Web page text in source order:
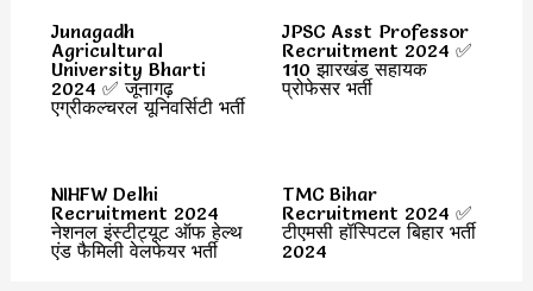
Junagadh
Agricultural
University Bharti
2024 ✅ जूनागढ़
एग्रीकल्चरल यूनिवर्सिटी भर्ती
JPSC Asst Professor
Recruitment 2024 ✅
110 झारखंड सहायक
प्रोफेसर भर्ती
NIHFW Delhi
Recruitment 2024
नेशनल इंस्टीट्यूट ऑफ हेल्थ
एंड फैमिली वेलफेयर भर्ती
TMC Bihar
Recruitment 2024 ✅
टीएमसी हॉस्पिटल बिहार भर्ती
2024